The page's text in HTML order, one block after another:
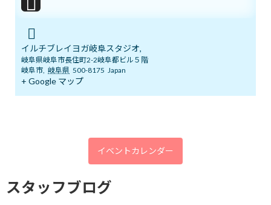
ィ＆7チャクラ 特別トレーニング
2026年6月20日
2026年6月13日
ブログ
3ボディ＆7チャクラ 特別トレーニングの
イルチブレイヨガ岐阜スタジオ,
岐阜県岐阜市長住町2-2岐阜都ビル５階
岐阜市, 岐阜県 500-8175 Japan
+ Google マップ
イベントカレンダー
スタッフブログ